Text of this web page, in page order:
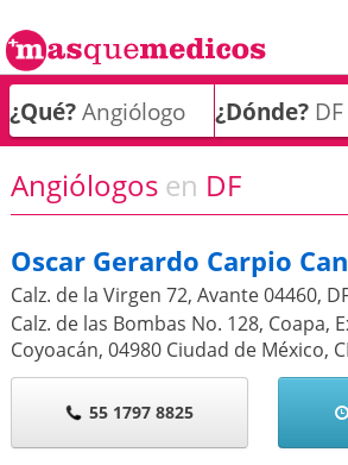
¿Qué? ¿Dónde?
Angiólogos en DF
Oscar Gerardo Carpio
Calz. de la Virgen 72, Avante04460,
Calz. de las Bombas No. 128, Coapa,
Coyoacán, 04980 Ciudad de México,
55 1797 8825